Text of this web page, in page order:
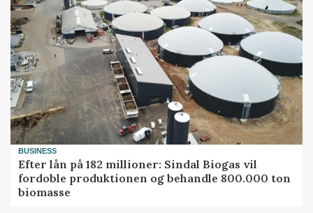
BUSINESS
Efter lån på 182 millioner: Sindal Biogas vil
fordoble produktionen og behandle 800.000 ton
biomasse